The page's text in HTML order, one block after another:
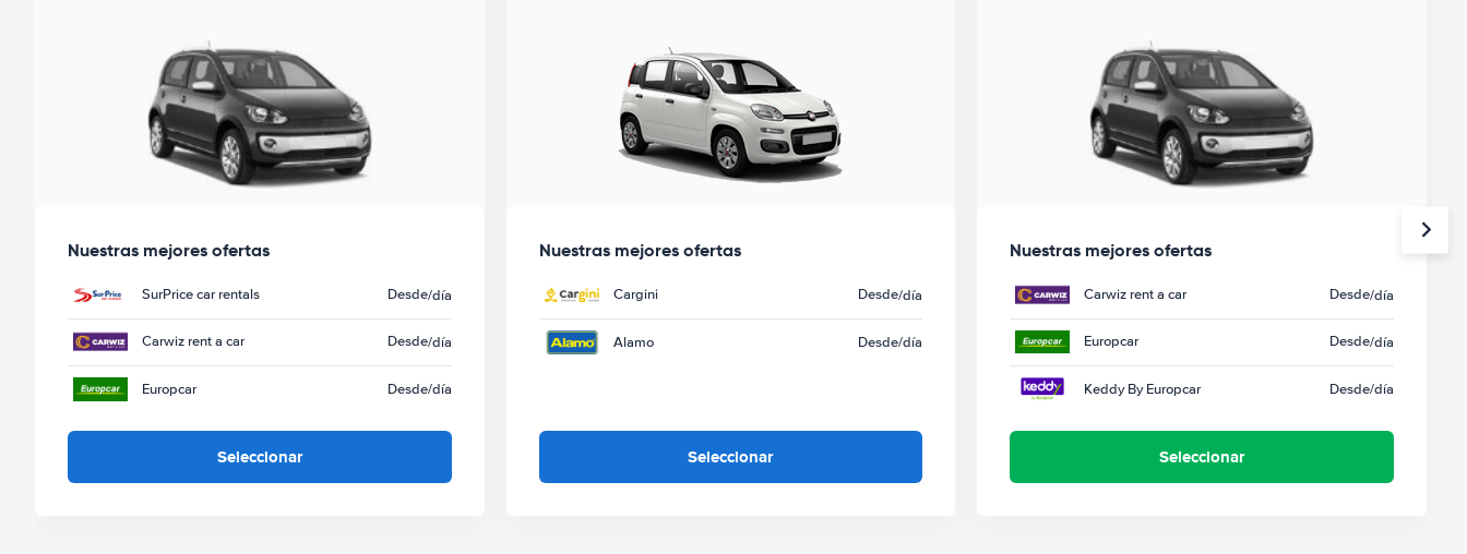
Nuestras mejores ofertas
SurPrice car rentals Desde/día
Carwiz rent a car Desde/día
Europcar Desde/día
Seleccionar
Nuestras mejores ofertas
Cargini Desde/día
Alamo Desde/día
Seleccionar
Nuestras mejores ofertas
Carwiz rent a car Desde/día
Europcar Desde/día
Keddy By Europcar Desde/día
Seleccionar